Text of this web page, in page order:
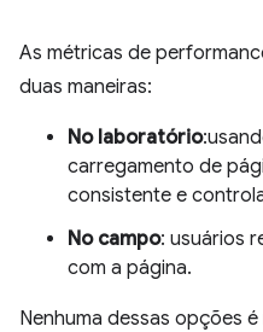
As métricas de
duas maneiras:
No laboratório
carregamento de
consistente e
No campo: usuários
com a página.
Nenhuma dessas opções